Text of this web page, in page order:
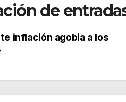
de
inflación agobia a los